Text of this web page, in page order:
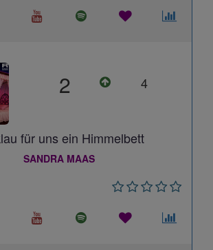
2 4
für uns ein Himmelbett
SANDRA MAAS